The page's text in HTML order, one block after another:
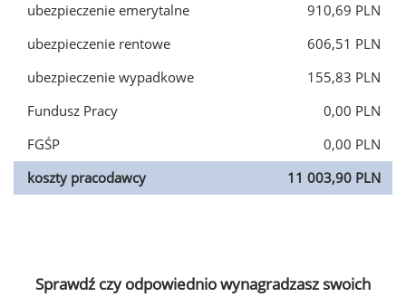
ubezpieczenie emerytalne
910,69 PLN
ubezpieczenie rentowe
606,51 PLN
ubezpieczenie wypadkowe
155,83 PLN
Fundusz Pracy
0,00 PLN
FGŚP
0,00 PLN
koszty pracodawcy
11 003,90 PLN
Sprawdź czy odpowiednio wynagradzasz swoich